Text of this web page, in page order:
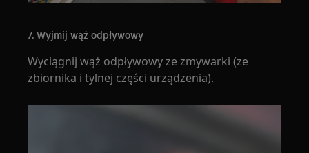
7. Wyjmij wąż odpływowy
Wyciągnij wąż odpływowy ze zmywarki (ze
zbiornika i tylnej części urządzenia).